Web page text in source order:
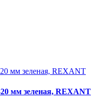
мм зеленая, REXANT